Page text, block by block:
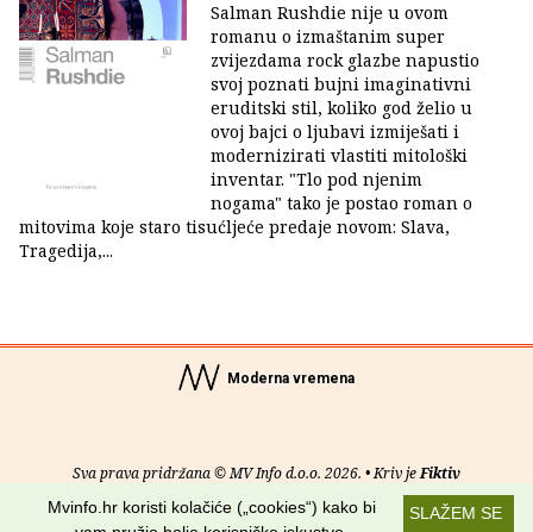
Salman Rushdie nije u ovom
romanu o izmaštanim super
zvijezdama rock glazbe napustio
svoj poznati bujni imaginativni
eruditski stil, koliko god želio u
ovoj bajci o ljubavi izmiješati i
modernizirati vlastiti mitološki
inventar. "Tlo pod njenim
nogama" tako je postao roman o
mitovima koje staro tisućljeće predaje novom: Slava,
Tragedija,...
Moderna vremena
Sva prava pridržana © MV Info d.o.o. 2026. • Kriv jeFiktiv
Uvjeti korištenja RSS kanaliSLAŽEM SE
Mvinfo.hr koristi kolačiće („cookies“) kako bi